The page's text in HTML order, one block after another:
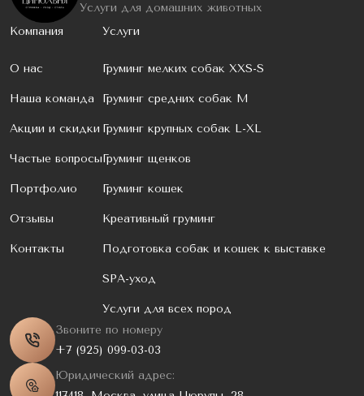
Услуги для домашних животных
Компания
О нас
Наша команда
Акции и скидки
Частые вопросы
Портфолио
Отзывы
Контакты
Услуги
Груминг мелких собак XXS-S
Груминг средних собак M
Груминг крупных собак L-XL
Груминг щенков
Груминг кошек
Креативный груминг
Подготовка собак и кошек к выставке
SPA-уход
Услуги для всех пород
Звоните по номеру
+7 (925) 099-03-03
Юридический адрес: